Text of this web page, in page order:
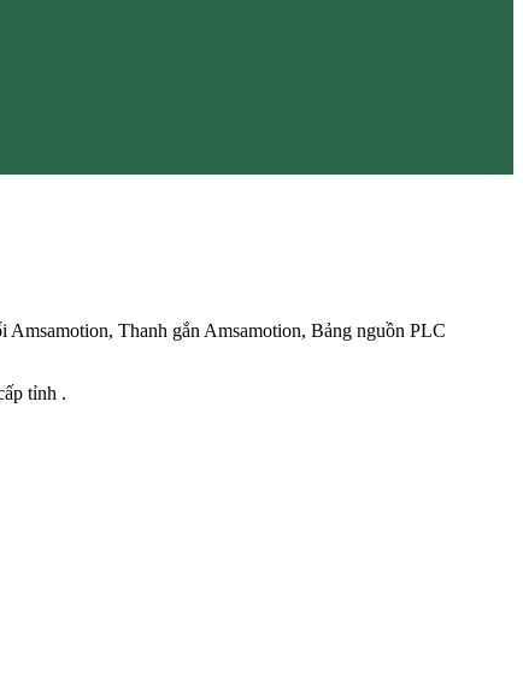
Thanh gắn Amsamotion, Bảng nguồn PLC
tỉnh .